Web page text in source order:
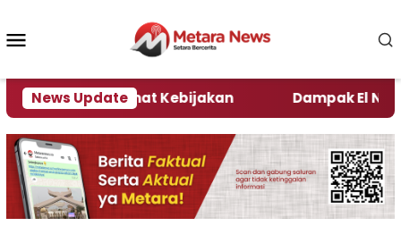
konten
News Update
Kata Pengamat Kebijakan Dampak El Nino,